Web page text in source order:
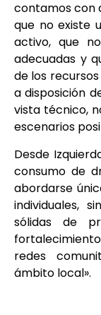
contamos con
que no existe
activo, que
adecuadas y
de los
a disposición
vista técnico,
escenarios
Desde
consumo de
abordarse
individuales,
sólidas de
redes
ámbito local».